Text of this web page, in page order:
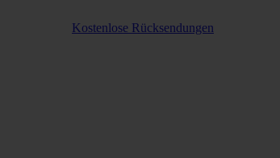
Kostenlose Rücksendungen